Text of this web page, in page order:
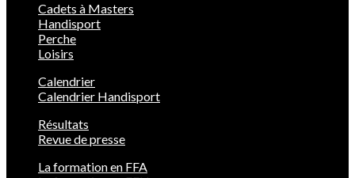
Cadets à Masters
Handisport
Perche
Loisirs
Calendrier
Calendrier Handisport
Résultats
Revue de presse
La formation en FFA